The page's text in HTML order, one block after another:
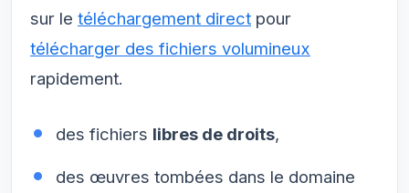
sur le téléchargement direct pour
télécharger des fichiers volumineux
rapidement.
des fichiers libres de droits,
des œuvres tombées dans le domaine